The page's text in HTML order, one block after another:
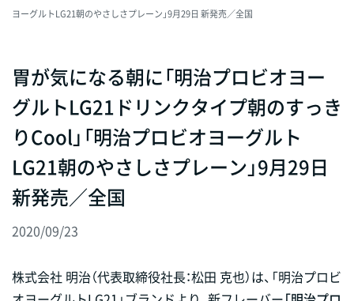
ヨーグルトLG21朝のやさしさプレーン」9月29日 新発売／全国
胃が気になる朝に「明治プロビオヨー
グルトLG21ドリンクタイプ朝のすっき
りCool」「明治プロビオヨーグルト
LG21朝のやさしさプレーン」9月29日
新発売／全国
2020/09/23
株式会社 明治（代表取締役社長：松田 克也）は、「明治プロビ